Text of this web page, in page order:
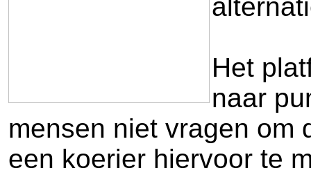
Het
naar
mensen niet vragen om
een koerier hiervoor te